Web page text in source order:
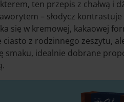
ten przepis z chałwą i
– słodycz
się w kremowej, kakaowej
z rodzinnego zeszytu,
smaku, idealnie dobrane